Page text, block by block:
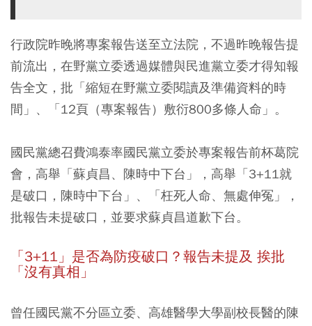
行政院昨晚將專案報告送至立法院，不過昨晚報告提
前流出，在野黨立委透過媒體與民進黨立委才得知報
告全文，批「縮短在野黨立委閱讀及準備資料的時
間」、「12頁（專案報告）敷衍800多條人命」。
國民黨總召費鴻泰率國民黨立委於專案報告前杯葛院
會，高舉「蘇貞昌、陳時中下台」，高舉「3+11就
是破口，陳時中下台」、「枉死人命、無處伸冤」，
批報告未提破口，並要求蘇貞昌道歉下台。
「3+11」是否為防疫破口？報告未提及 挨批
「沒有真相」
曾任國民黨不分區立委、高雄醫學大學副校長醫的陳